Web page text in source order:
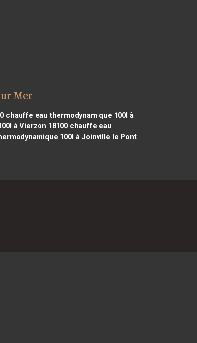
Mer
chauffe eau thermodynamique 100l à
à Vierzon 18100 chauffe eau
100l à Joinville le Pont